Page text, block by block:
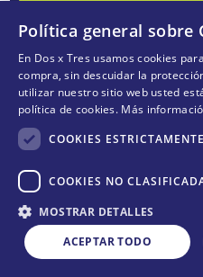
CONÓCENOS
POLÍTICAS
TE AYUDAMOS
Política general sobre
En Dos x Tres usamos cookies
compra, sin descuidar la
utilizar nuestro sitio web usted
política de cookies. Más
COOKIES
COOKIES NO
MOSTRAR DETALLES
ACEPTAR TODO